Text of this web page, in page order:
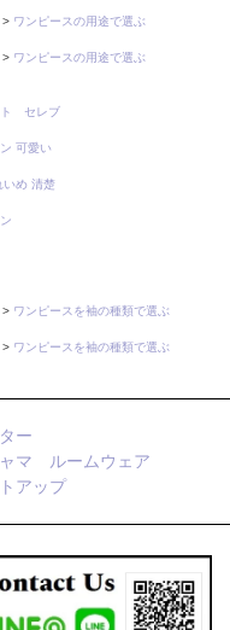
> ワンピースの用途で選ぶ
> ワンピースの用途で選ぶ
ト セレブ
可愛い
いめ 清楚
> ワンピースを袖の種類で選ぶ
> ワンピースを袖の種類で選ぶ
ー
マ ルームウェア
アップ